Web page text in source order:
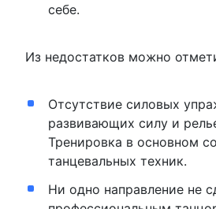
себе.
Из недостатков можно
Отсутствие силовых
развивающих силу и
Тренировка в основном
танцевальных техник.
Ни одно направление не